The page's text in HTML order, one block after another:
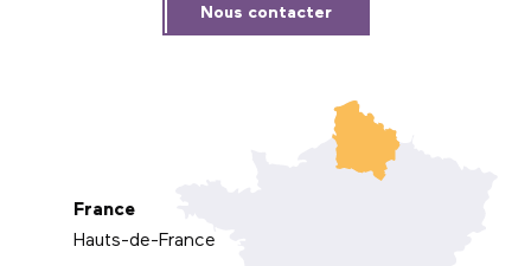
Nous contacter
France
Hauts-de-France